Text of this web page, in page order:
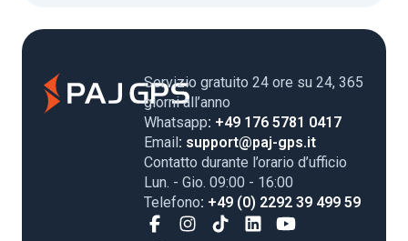
Servizio gratuito 24 ore su 24, 365
giorni all’anno
Whatsapp: +49 176 5781 0417
Email: support@paj-gps.it
Contatto durante l’orario d’ufficio
Lun. - Gio. 09:00 - 16:00
Telefono: +49 (0) 2292 39 499 59